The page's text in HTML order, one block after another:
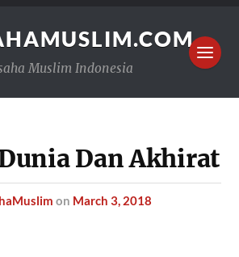
Muslim Indonesia
Dan Akhirat
on March 3, 2018